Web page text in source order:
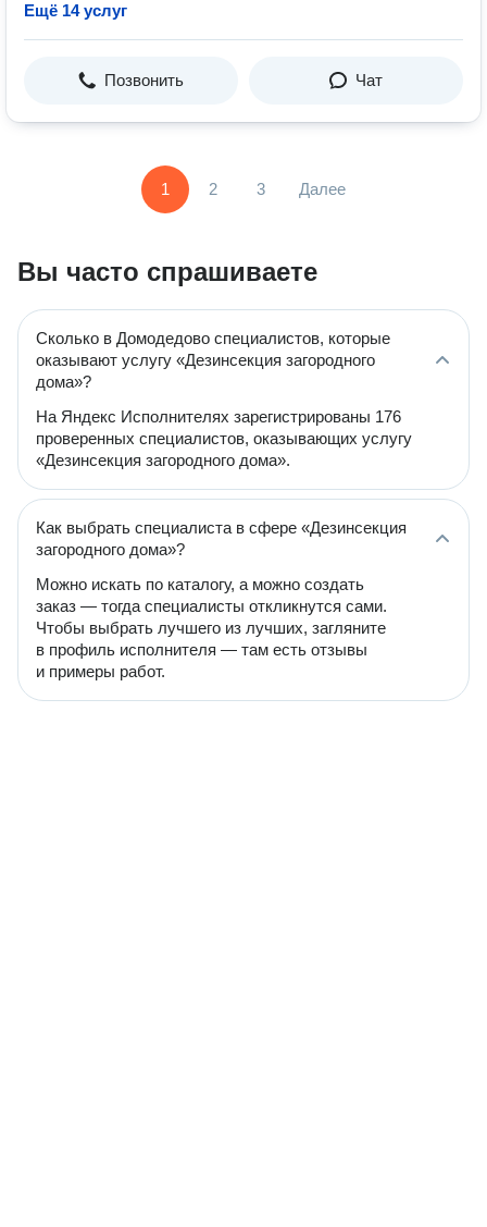
Ещё 14 услуг
Позвонить Чат
1 2 3 Далее
Вы часто спрашиваете
Сколько в Домодедово специалистов, которые
оказывают услугу «Дезинсекция загородного
дома»?
На Яндекс Исполнителях зарегистрированы 176
проверенных специалистов, оказывающих услугу
«Дезинсекция загородного дома».
Как выбрать специалиста в сфере «Дезинсекция
загородного дома»?
Можно искать по каталогу, а можно создать
заказ — тогда специалисты откликнутся сами.
Чтобы выбрать лучшего из лучших, загляните
в профиль исполнителя — там есть отзывы
и примеры работ.